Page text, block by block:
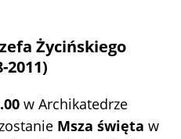
Życińskiego
2011)
w Archikatedrze
Msza święta w